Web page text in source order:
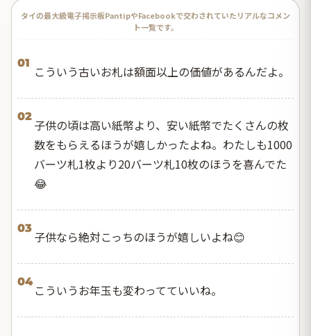
タイの最大級電子掲示板PantipやFacebookで交わされていたリアルなコメン
ト一覧です。
01
こういう古いお札は額面以上の価値があるんだよ。
02
子供の頃は高い紙幣より、安い紙幣でたくさんの枚
数をもらえるほうが嬉しかったよね。わたしも1000
バーツ札1枚より20バーツ札10枚のほうを喜んでた
😂
03
子供なら絶対こっちのほうが嬉しいよね😊
04
こういうお年玉も変わってていいね。